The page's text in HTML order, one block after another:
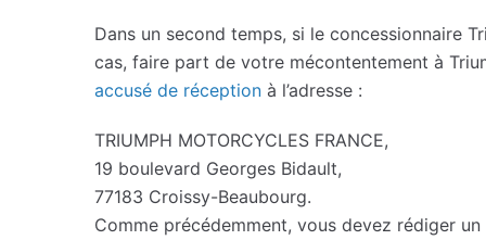
Dans un second temps, si le concessionnaire
cas, faire part de votre mécontentement à
accusé de réception à l’adresse :
TRIUMPH MOTORCYCLES FRANCE,
19 boulevard Georges Bidault,
77183 Croissy-Beaubourg.
Comme précédemment, vous devez rédiger